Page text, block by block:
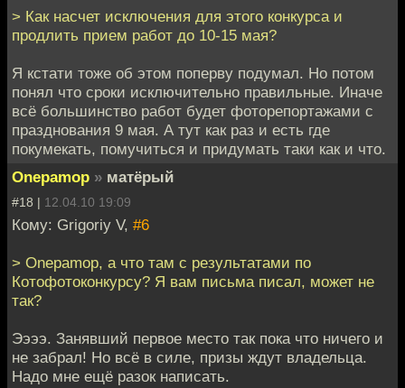
> Как насчет исключения для этого конкурса и
продлить прием работ до 10-15 мая?
Я кстати тоже об этом поперву подумал. Но потом
понял что сроки исключительно правильные. Иначе
всё большинство работ будет фоторепортажами с
празднования 9 мая. А тут как раз и есть где
покумекать, помучиться и придумать таки как и что.
Onepamop » матёрый
#18 | 12.04.10 19:09
Кому: Grigoriy V, #6
> Onepamop, а что там с результатами по
Котофотоконкурсу? Я вам письма писал, может не
так?
Ээээ. Занявший первое место так пока что ничего и
не забрал! Но всё в силе, призы ждут владельца.
Надо мне ещё разок написать.